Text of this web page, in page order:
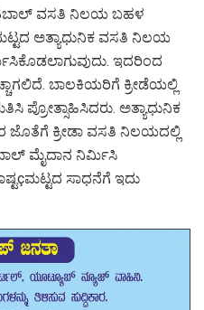
ವಸತಿ ನಿಲಯ ಬಹಳ
ಅತ್ಯಾಧುನಿಕ ವಸತಿ ನಿಲಯ
ಇದರಿಂದ
ಬಾಲಕಿಯರಿಗೆ ಕ್ರೀಡೆಯಲ್ಲಿ
ಪ್ರೋತ್ಸಾಹಿಸಿದರು. ಅತ್ಯಾಧುನಿಕ
ಜೊತೆಗೆ ಕ್ರೀಡಾ ವಸತಿ ನಿಲಯದಲ್ಲಿ
ಮೈದಾನ ನಿರ್ಮಿಸಿ
ಸಾಧನೆಗೆ ಇದು